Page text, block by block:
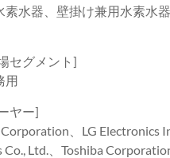
素水器、壁掛け兼用水素水
セグメント]
用
ヤー]
、LG Electronics
Co., Ltd.、Toshiba